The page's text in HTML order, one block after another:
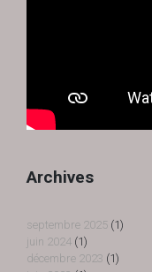
Archives
septembre 2025 (1)
juin 2024 (1)
décembre 2023 (1)